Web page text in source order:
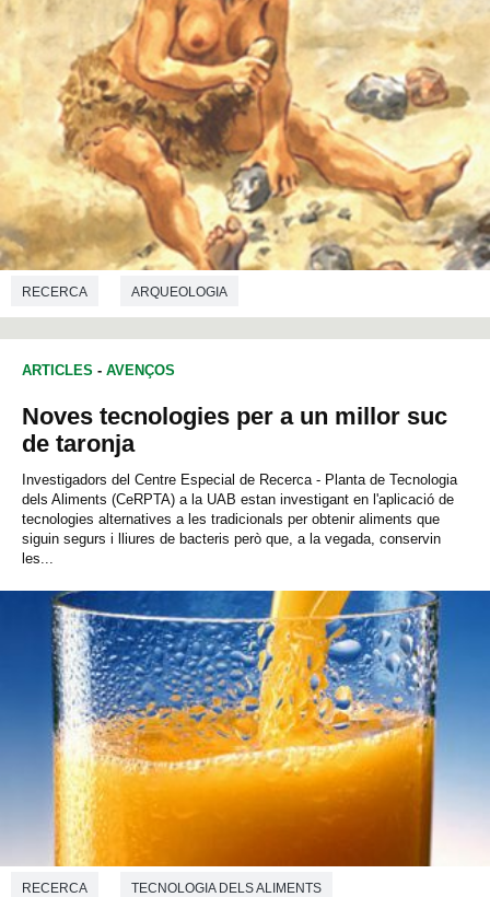
RECERCA ARQUEOLOGIA
ARTICLES - AVENÇOS
Noves tecnologies per a un millor suc
de taronja
Investigadors del Centre Especial de Recerca - Planta de Tecnologia
dels Aliments (CeRPTA) a la UAB estan investigant en l'aplicació de
tecnologies alternatives a les tradicionals per obtenir aliments que
siguin segurs i lliures de bacteris però que, a la vegada, conservin
les...
RECERCA TECNOLOGIA DELS ALIMENTS